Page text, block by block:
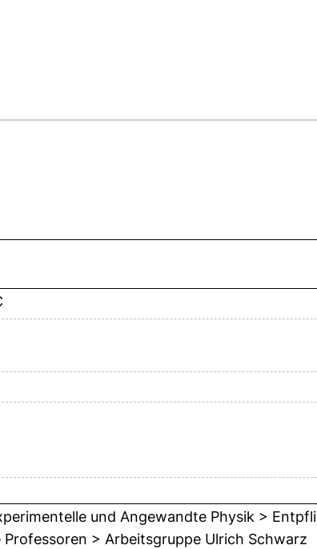
und Angewandte Physik >
> Arbeitsgruppe Ulrich Schwarz